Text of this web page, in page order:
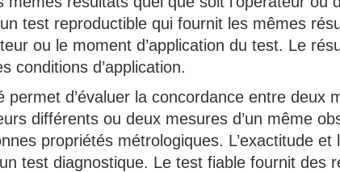
test reproductible qui fournit les mêmes
ou le moment d’application du test. Le
conditions d’application.
permet d’évaluer la concordance entre deux
différents ou deux mesures d’un même
propriétés métrologiques. L’exactitude
test diagnostique. Le test fiable fournit des